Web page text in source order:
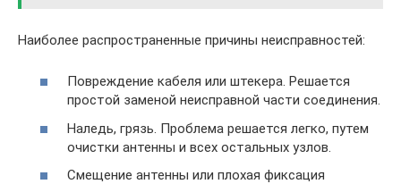
Наиболее распространенные причины неисправностей:
Повреждение кабеля или штекера. Решается
простой заменой неисправной части соединения.
Наледь, грязь. Проблема решается легко, путем
очистки антенны и всех остальных узлов.
Смещение антенны или плохая фиксация